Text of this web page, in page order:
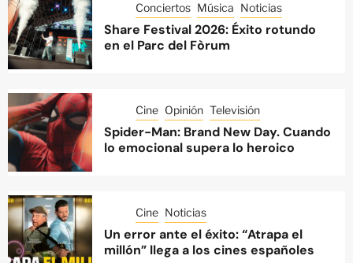
Conciertos Música Noticias
Share Festival 2026: Éxito rotundo
en el Parc del Fòrum
Cine Opinión Televisión
Spider-Man: Brand New Day. Cuando
lo emocional supera lo heroico
Cine Noticias
Un error ante el éxito: “Atrapa el
millón” llega a los cines españoles